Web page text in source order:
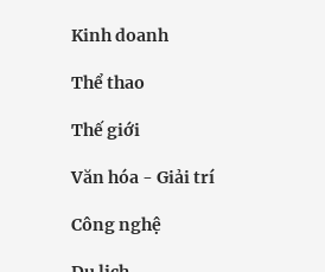
Kinh doanh
Thể thao
Thế giới
Văn hóa - Giải trí
Công nghệ